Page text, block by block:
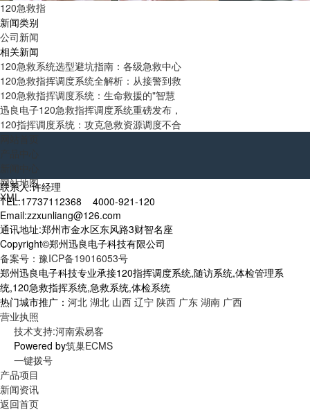
120急救指
新闻类别
公司新闻
相关新闻
120急救系统选型避坑指南：各级急救中心
120急救指挥调度系统全解析：从接警到救
120急救指挥调度系统：生命救援的"智慧
迅良电子120急救指挥调度系统重磅发布，
120指挥调度系统：攻克急救资源调度不合
网站地图
XML
联系人:许经理
TEL:17737112368 4000-921-120
Email:zzxunliang@126.com
通讯地址:郑州市金水区东风路3财智名座
Copyright©郑州迅良电子科技有限公司
备案号：豫ICP备19016053号
郑州迅良电子科技专业承接120指挥调度系统,随访系统,体检管理系
统,120急救指挥系统,急救系统,体检系统
热门城市推广： 河北 湖北 山西 辽宁 陕西 广东 湖南 广西
营业执照
技术支持:河南索易客
Powered by筑巢ECMS
一键拨号
产品项目
新闻资讯
返回首页